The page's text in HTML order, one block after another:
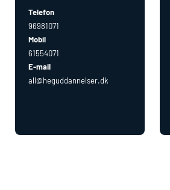
Telefon
96981071
Mobil
61554071
E-mail
all@heguddannelser.dk